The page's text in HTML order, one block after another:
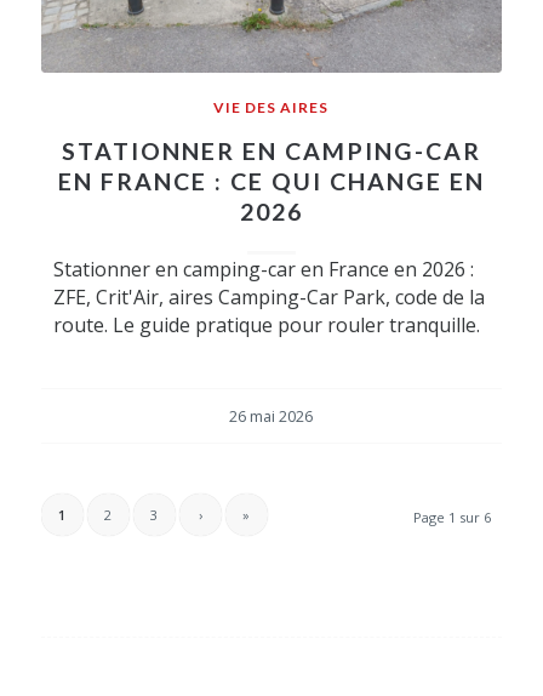
VIE DES AIRES
STATIONNER EN CAMPING-CAR
EN FRANCE : CE QUI CHANGE EN
2026
Stationner en camping-car en France en 2026 :
ZFE, Crit'Air, aires Camping-Car Park, code de la
route. Le guide pratique pour rouler tranquille.
26 mai 2026
Page 1 sur 6
1 2 3 › »